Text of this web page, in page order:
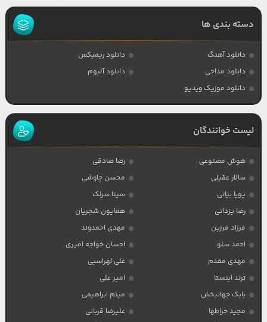
دسته بندی ها
دانلود آهنگ
دانلود ریمیکس
دانلود مداحی
دانلود آلبوم
دانلود موزیک ویدیو
لیست خوانندگان
هوش مصنوعی
رضا صادقی
سالار عقیلی
محسن چاوشی
پویا بیاتی
سینا سرلک
رضا یزدانی
همایون شجریان
فرزاد فرزین
مهدی احمدوند
احمد سلو
احسان خواجه امیری
مهدی مقدم
علی لهراسبی
ترند اینستا
امیر علی
بابک جهانبخش
میثم ابراهیمی
مجید خراطها
علیرضا قربانی